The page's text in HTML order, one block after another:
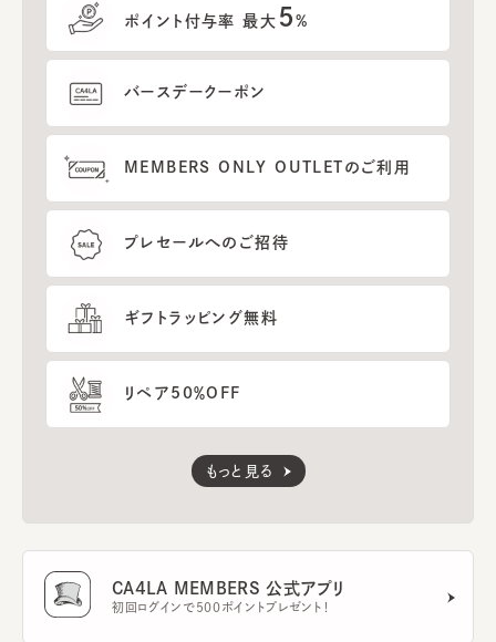
ポイント付与率 最大 5%
バースデークーポン
MEMBERS ONLY OUTLETのご利用
プレセールへのご招待
ギフトラッピング無料
リペア50％OFF
もっと見る
CA4LA MEMBERS 公式アプリ
初回ログインで500ポイントプレゼント！